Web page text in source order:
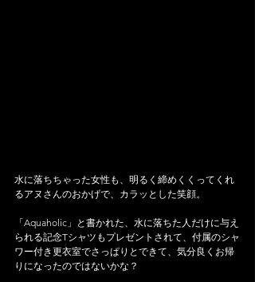
水に落ちちゃった女性も、明るく締めくくってくれ
るアヌさんのおかげで、カラッとした笑顔。
「Aquaholic」と書かれた、水に落ちた人だけに与え
られる記念Tシャツもプレゼントされて、付属のシャ
ワー付き更衣室でさっぱりとできて、気分良くお帰
りになったのではないかな？